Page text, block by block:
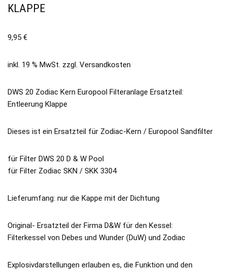
KLAPPE
9,95 €
inkl. 19 % MwSt. zzgl. Versandkosten
DWS 20 Zodiac Kern Europool Filteranlage Ersatzteil:
Entleerung Klappe
Dieses ist ein Ersatzteil für Zodiac-Kern / Europool Sandfilter
für Filter DWS 20 D & W Pool
für Filter Zodiac SKN / SKK 3304
Lieferumfang: nur die Kappe mit der Dichtung
Original- Ersatzteil der Firma D&W für den Kessel:
Filterkessel von Debes und Wunder (DuW) und Zodiac
Explosivdarstellungen erlauben es, die Funktion und den